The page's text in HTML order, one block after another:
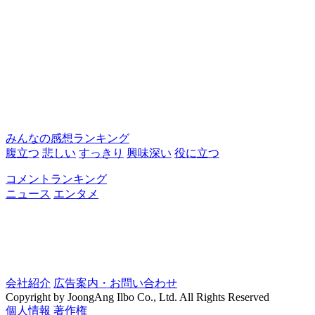
みんなの感想ランキング
腹立つ 悲しい すっきり 興味深い 役に立つ
コメントランキング
ニュース エンタメ
会社紹介 広告案内・お問い合わせ
Copyright by JoongAng Ilbo Co., Ltd. All Rights Reserved
個人情報 著作権